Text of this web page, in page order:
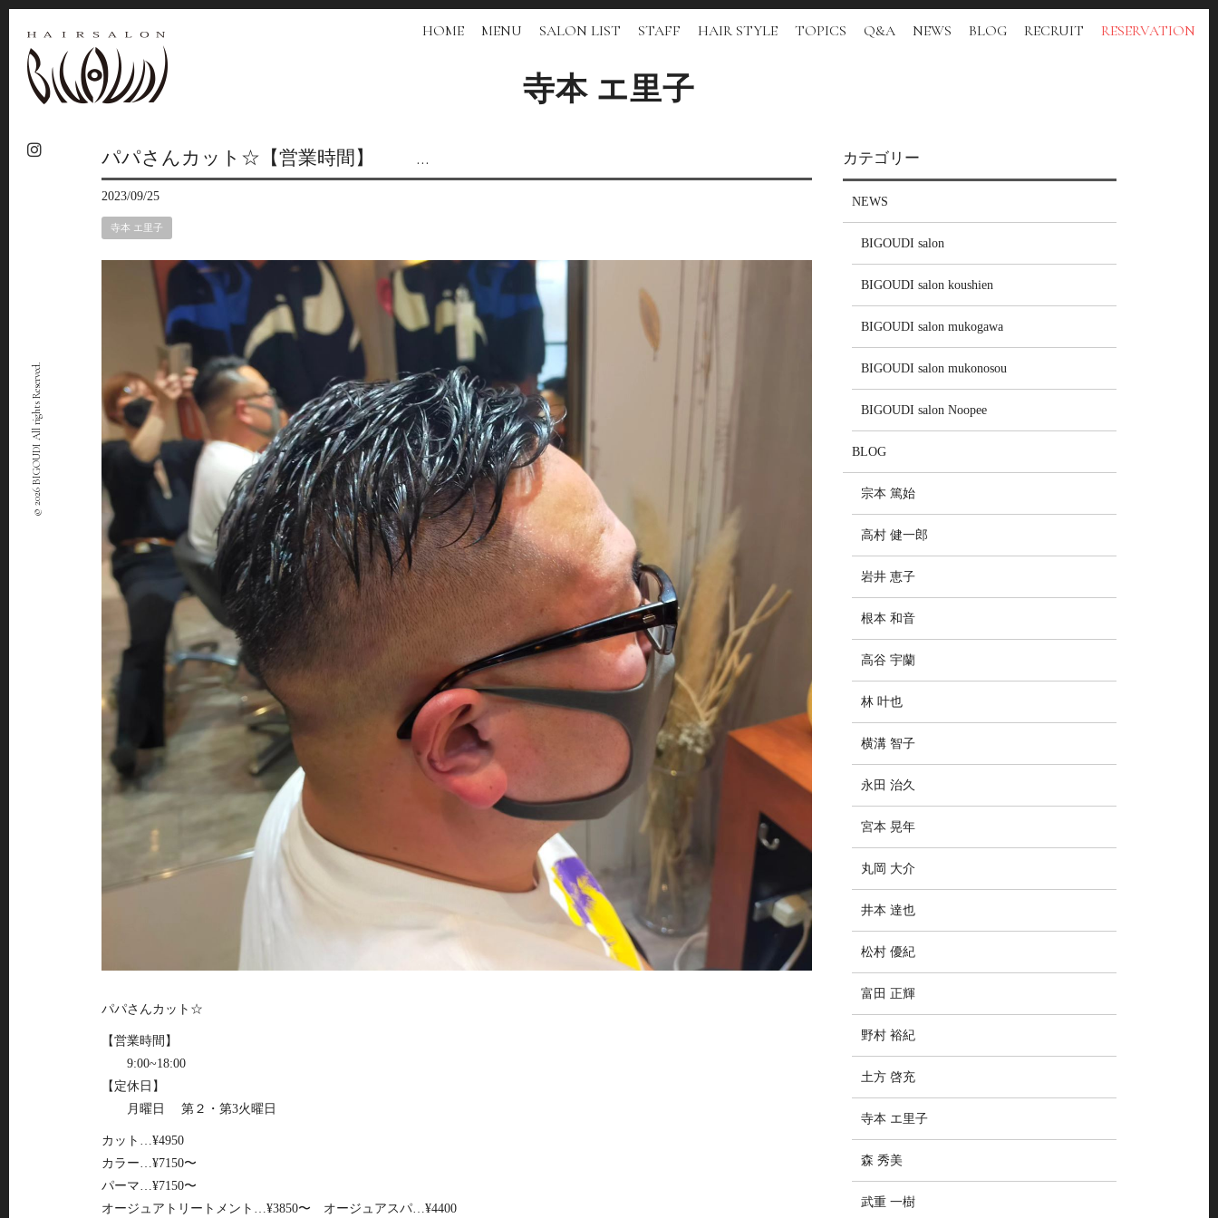
HOME MENU SALON LIST STAFF HAIR STYLE TOPICS Q&A NEWS BLOG RECRUIT RESERVATION
© 2026 BIGOUDI All rights Reserved.
寺本 エ里子
パパさんカット☆【営業時間】 …
2023/09/25
寺本 エ里子
パパさんカット☆
【営業時間】
9:00~18:00
【定休日】
月曜日 第２・第3火曜日
カット…¥4950
カラー…¥7150〜
パーマ…¥7150〜
オージュアトリートメント…¥3850〜 オージュアスパ…¥4400
カテゴリー
NEWS
BIGOUDI salon
BIGOUDI salon koushien
BIGOUDI salon mukogawa
BIGOUDI salon mukonosou
BIGOUDI salon Noopee
BLOG
宗本 篤始
高村 健一郎
岩井 恵子
根本 和音
高谷 宇蘭
林 叶也
横溝 智子
永田 治久
宮本 晃年
丸岡 大介
井本 達也
松村 優紀
富田 正輝
野村 裕紀
土方 啓充
寺本 エ里子
森 秀美
武重 一樹